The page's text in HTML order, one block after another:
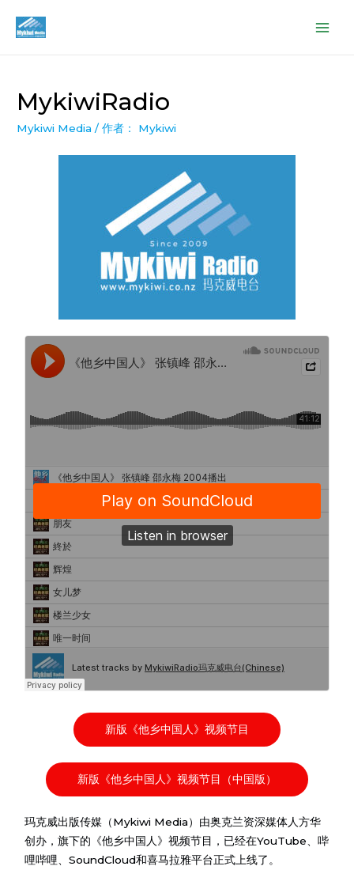
MykiwiRadio
Mykiwi Media / 作者： Mykiwi
新版《他乡中国人》视频节目
新版《他乡中国人》视频节目（中国版）
玛克威出版传媒（Mykiwi Media）由奥克兰资深媒体人方华
创办，旗下的《他乡中国人》视频节目，已经在YouTube、哔
哩哔哩、SoundCloud和喜马拉雅平台正式上线了。